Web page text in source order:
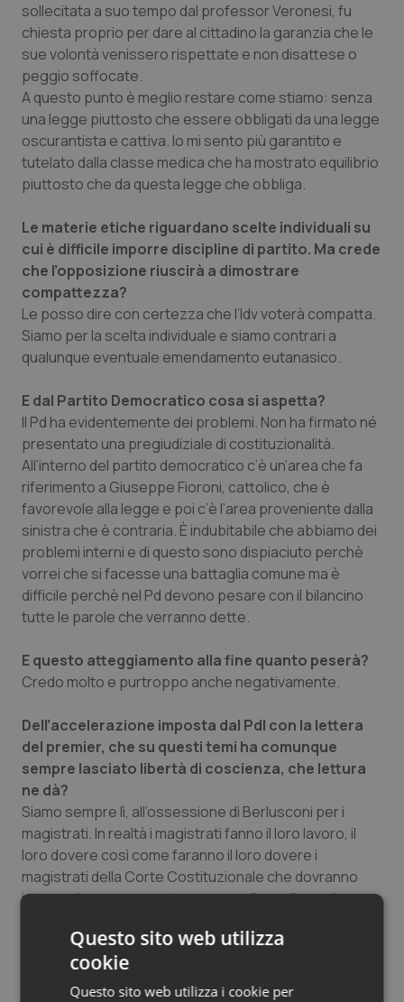
Quotidiano Chirurgia
Quotidiano Oncologia
Quotidiano Pediatria
Rene & patologie urogenitali
Sangue & coagulazione
Tiroide
Tumore al seno
Tumore ovarico
Tumori del Polmone & Testa Collo
Tumori gastrointestinali
Ulcera & Reflusso
Vaccini
sollecitata a suo tempo dal professor Veronesi, fu
chiesta proprio per dare al cittadino la garanzia che le
sue volontà venissero rispettate e non disattese o
peggio soffocate.
A questo punto è meglio restare come stiamo: senza
una legge piuttosto che essere obbligati da una legge
oscurantista e cattiva. Io mi sento più garantito e
tutelato dalla classe medica che ha mostrato equilibrio
piuttosto che da questa legge che obbliga.
Le materie etiche riguardano scelte individuali su
cui è difficile imporre discipline di partito. Ma crede
che l’opposizione riuscirà a dimostrare
compattezza?
Le posso dire con certezza che l’Idv voterà compatta.
Siamo per la scelta individuale e siamo contrari a
qualunque eventuale emendamento eutanasico.
E dal Partito Democratico cosa si aspetta?
Il Pd ha evidentemente dei problemi. Non ha firmato né
presentato una pregiudiziale di costituzionalità.
All’interno del partito democratico c’è un’area che fa
riferimento a Giuseppe Fioroni, cattolico, che è
favorevole alla legge e poi c’è l’area proveniente dalla
sinistra che è contraria. È indubitabile che abbiamo dei
problemi interni e di questo sono dispiaciuto perchè
vorrei che si facesse una battaglia comune ma è
difficile perchè nel Pd devono pesare con il bilancino
tutte le parole che verranno dette.
E questo atteggiamento alla fine quanto peserà?
Credo molto e purtroppo anche negativamente.
Dell’accelerazione imposta dal Pdl con la lettera
del premier, che su questi temi ha comunque
sempre lasciato libertà di coscienza, che lettura
ne dà?
Siamo sempre lì, all’ossessione di Berlusconi per i
magistrati. In realtà i magistrati fanno il loro lavoro, il
loro dovere così come faranno il loro dovere i
magistrati della Corte Costituzionale che dovranno
intervenire nuovamente per cancellare gli errori
Ma secondo lei la maggioranza ha i numeri per far
passare la legge alla Camera?
Questo sito web utilizza
cookie
Questo sito web utilizza i cookie per